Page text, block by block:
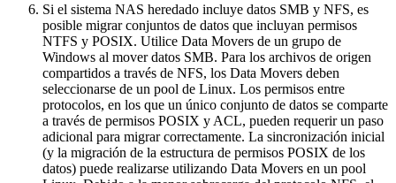
Si el sistema NAS heredado incluye datos SMB y NFS, es
posible migrar conjuntos de datos que incluyan permisos
NTFS y POSIX. Utilice Data Movers de un grupo de
Windows al mover datos SMB. Para los archivos de origen
compartidos a través de NFS, los Data Movers deben
seleccionarse de un pool de Linux. Los permisos entre
protocolos, en los que un único conjunto de datos se comparte
a través de permisos POSIX y ACL, pueden requerir un paso
adicional para migrar correctamente. La sincronización inicial
(y la migración de la estructura de permisos POSIX de los
datos) puede realizarse utilizando Data Movers en un pool